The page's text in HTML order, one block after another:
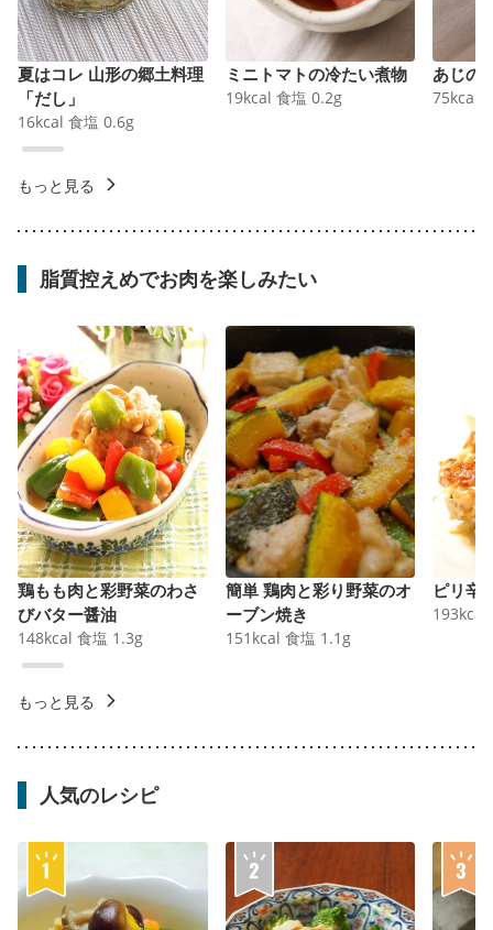
夏はコレ 山形の郷土料理
「だし」
16kcal 食塩 0.6g
ミニトマトの冷たい煮物
19kcal 食塩 0.2g
あじの
75kcal
もっと見る
脂質控えめでお肉を楽しみたい
鶏もも肉と彩野菜のわさ
びバター醤油
148kcal 食塩 1.3g
簡単 鶏肉と彩り野菜のオ
ーブン焼き
151 kcal 食塩 1.1 g
ピリ辛
193kcal
もっと見る
人気のレシピ